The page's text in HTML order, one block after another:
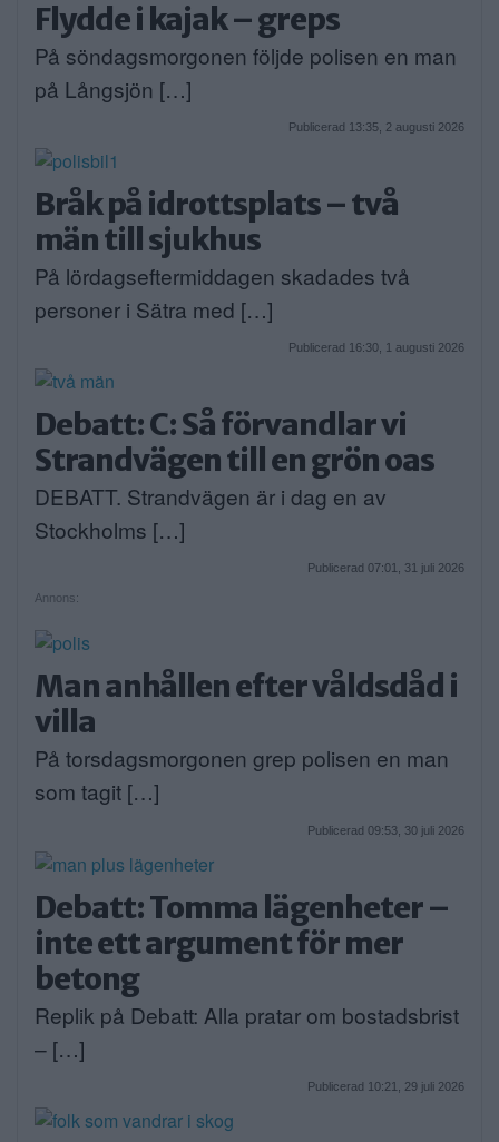
Flydde i kajak – greps
På söndagsmorgonen följde polisen en man
på Långsjön […]
Publicerad 13:35, 2 augusti 2026
Bråk på idrottsplats – två
män till sjukhus
På lördagseftermiddagen skadades två
personer i Sätra med […]
Publicerad 16:30, 1 augusti 2026
Debatt: C: Så förvandlar vi
Strandvägen till en grön oas
DEBATT. Strandvägen är i dag en av
Stockholms […]
Publicerad 07:01, 31 juli 2026
Annons:
Man anhållen efter våldsdåd i
villa
På torsdagsmorgonen grep polisen en man
som tagit […]
Publicerad 09:53, 30 juli 2026
Debatt: Tomma lägenheter –
inte ett argument för mer
betong
Replik på Debatt: Alla pratar om bostadsbrist
– […]
Publicerad 10:21, 29 juli 2026